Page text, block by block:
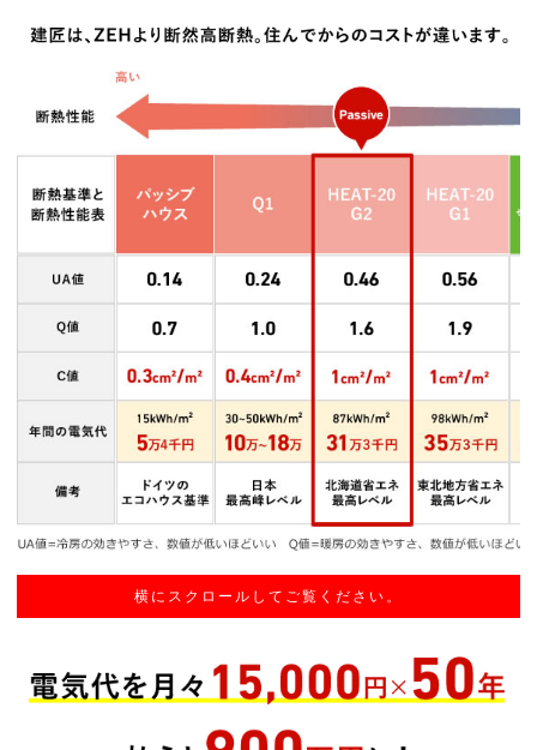
横にスクロールしてご覧ください。